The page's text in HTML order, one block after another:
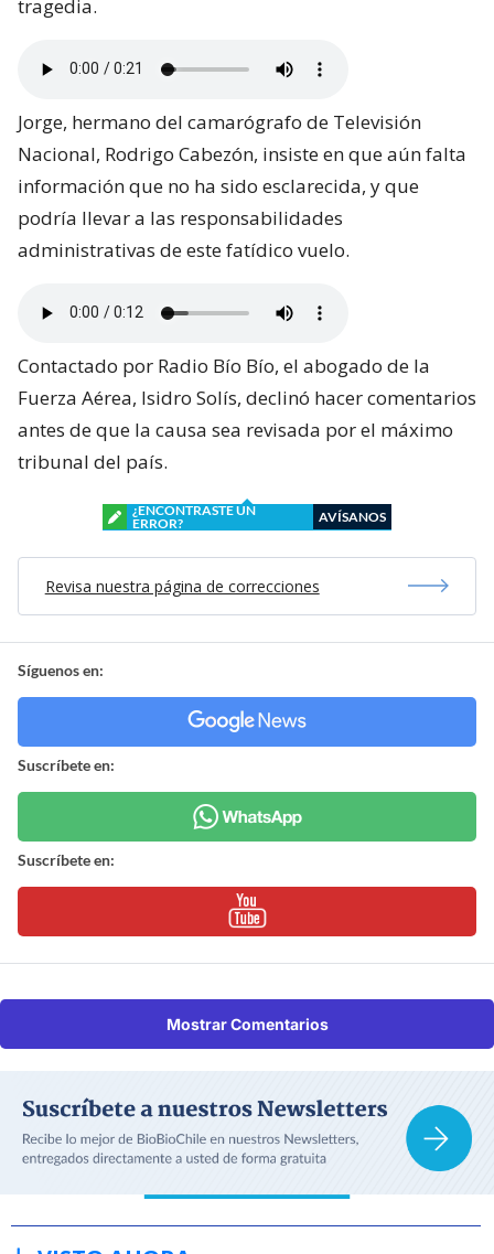
tragedia.
Jorge, hermano del camarógrafo de Televisión
Nacional, Rodrigo Cabezón, insiste en que aún falta
información que no ha sido esclarecida, y que
podría llevar a las responsabilidades
administrativas de este fatídico vuelo.
Contactado por Radio Bío Bío, el abogado de la
Fuerza Aérea, Isidro Solís, declinó hacer comentarios
antes de que la causa sea revisada por el máximo
tribunal del país.
¿ENCONTRASTE UN
ERROR?
AVÍSANOS
Revisa nuestra página de correcciones
Síguenos en:
Suscríbete en:
Suscríbete en:
Mostrar Comentarios